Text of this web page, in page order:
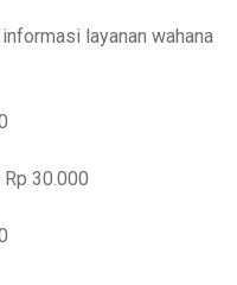
layanan wahana
30.000